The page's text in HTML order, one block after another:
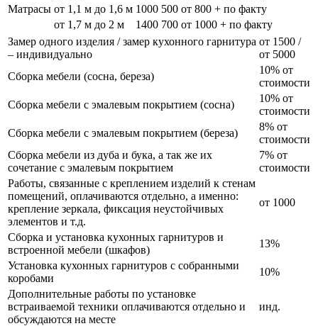
Матрасы от 1,1 м до 1,6 м 1000 500 от 800 + по факту
от 1,7 м до 2 м
1400 700 от 1000 + по факту
Замер одного изделия / замер кухонного гарнитура
– индивидуально
от 1500 /
от 5000
Сборка мебели (сосна, береза)
10% от
стоимости
Сборка мебели с эмалевым покрытием (сосна)
10% от
стоимости
Сборка мебели с эмалевым покрытием (береза)
8% от
стоимости
Сборка мебели из дуба и бука, а так же их
сочетание с эмалевым покрытием
7% от
стоимости
Работы, связанные с креплением изделий к стенам
помещений, оплачиваются отдельно, а именно:
крепление зеркала, фиксация неустойчивых
элементов и т.д.
от 1000
Сборка и установка кухонных гарнитуров и
встроенной мебели (шкафов)
13%
Установка кухонных гарнитуров с собранными
коробами
10%
Дополнительные работы по установке
встраиваемой техники оплачиваются отдельно и
обсуждаются на месте
инд.